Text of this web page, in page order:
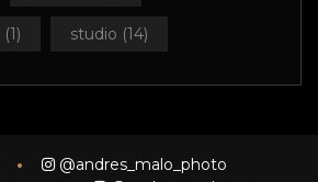
(1) studio (14)